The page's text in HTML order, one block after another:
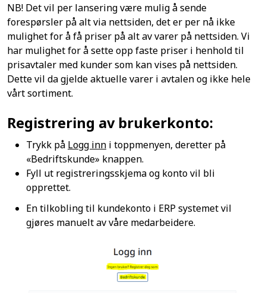
NB! Det vil per lansering være mulig å sende
forespørsler på alt via nettsiden, det er per nå ikke
mulighet for å få priser på alt av varer på nettsiden. Vi
har mulighet for å sette opp faste priser i henhold til
prisavtaler med kunder som kan vises på nettsiden.
Dette vil da gjelde aktuelle varer i avtalen og ikke hele
vårt sortiment.
Registrering av brukerkonto:
Trykk på Logg inn i toppmenyen, deretter på
«Bedriftskunde» knappen.
Fyll ut registreringsskjema og konto vil bli
opprettet.
En tilkobling til kundekonto i ERP systemet vil
gjøres manuelt av våre medarbeidere.